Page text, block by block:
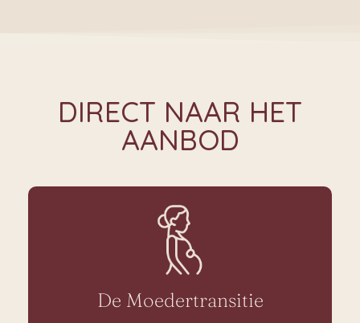
DIRECT NAAR HET
AANBOD
De Moedertransitie